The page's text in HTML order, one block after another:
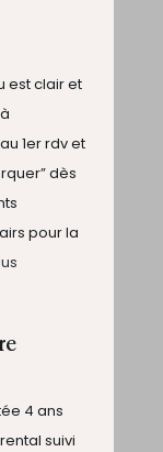
est clair et
1er rdv et
dès
pour la
4 ans
suivi